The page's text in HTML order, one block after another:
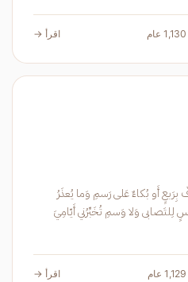
اقرأ →
أَعَن سَفَهٍ يَومَ الأُبَيرَقِ أَم حِلمِ وُقوفٌ بِرَبعٍ أَو بُكاءٌ عَلى رَسمِ وَما يُعذَرُ
المَوسومُ بِالشَيبِ أَن يُرى مُعارَ لِباسٍ لِلتَصابى وَلا وَسمِ تُخَبِّرُني أَيّامِيَ
اقرأ →